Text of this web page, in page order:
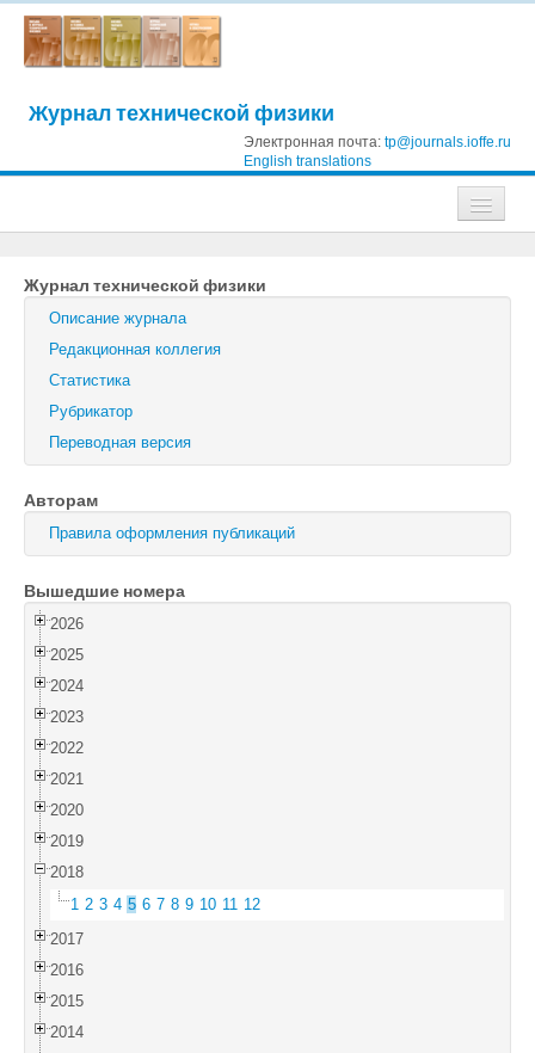
Журнал технической физики
Электронная почта: tp@journals.ioffe.ru
English translations
Журнал технической физики
Письма в Журнал технической физики
Физика твердого тела
Поиск
Журнал технической физики
Описание журнала
Редакционная коллегия
Статистика
Рубрикатор
Переводная версия
Авторам
Правила оформления публикаций
Вышедшие номера
2026
2025
2024
2023
2022
2021
2020
2019
2018
1 2 3 4 5 6 7 8 9 10 11 12
2017
2016
2015
2014